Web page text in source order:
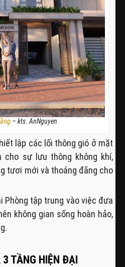
– kts. AnNguyen
lập các lối thông gió ở mặt
cho sự lưu thông không khí,
tươi mới và thoáng đãng cho
Phòng tập trung vào việc đưa
không gian sống hoàn hảo,
TẦNG HIỆN ĐẠI